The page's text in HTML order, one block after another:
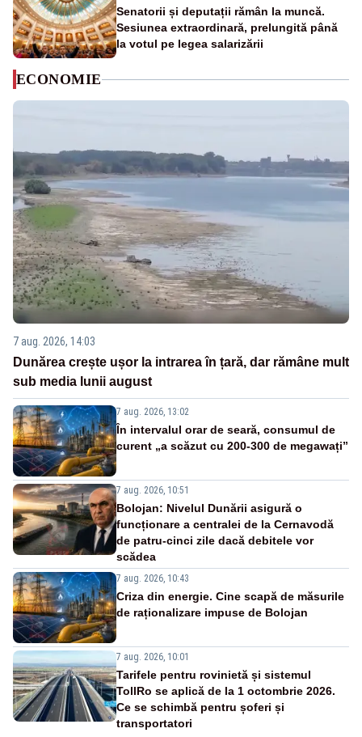
Senatorii și deputații rămân la muncă.
Sesiunea extraordinară, prelungită până
la votul pe legea salarizării
ECONOMIE
7 aug. 2026, 14:03
Dunărea crește ușor la intrarea în țară, dar rămâne mult
sub media lunii august
7 aug. 2026, 13:02
În intervalul orar de seară, consumul de
curent „a scăzut cu 200-300 de megawați”
7 aug. 2026, 10:51
Bolojan: Nivelul Dunării asigură o
funcționare a centralei de la Cernavodă
de patru-cinci zile dacă debitele vor
scădea
7 aug. 2026, 10:43
Criza din energie. Cine scapă de măsurile
de raționalizare impuse de Bolojan
7 aug. 2026, 10:01
Tarifele pentru rovinietă și sistemul
TollRo se aplică de la 1 octombrie 2026.
Ce se schimbă pentru șoferi și
transportatori